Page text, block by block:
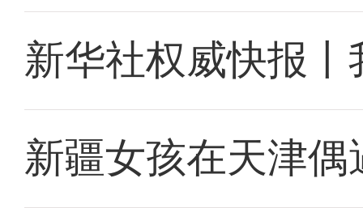
新华社权威快报
新疆女孩在天津